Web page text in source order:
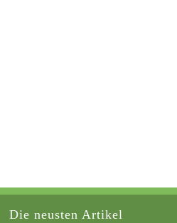
Die neusten Artikel